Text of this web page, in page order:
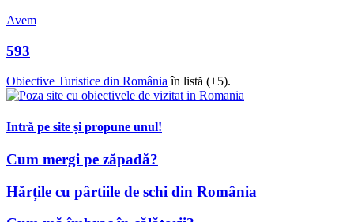
Obiective Turistice din Româniaîn listă (+5).
Cum mergi pe zăpadă?
Hărțile cu pârtiile de schi din România